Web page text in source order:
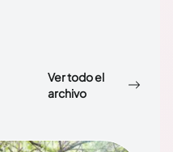
Ver todo el
archivo